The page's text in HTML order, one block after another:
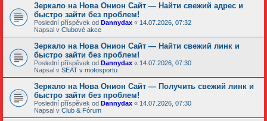
Зеркало на Нова Онион Сайт — Найти свежий адрес и
быстро зайти без проблем!
Poslední příspěvek od Dannydax « 14.07.2026, 07:32
Napsal v Clubové akce
Зеркало на Нова Онион Сайт — Найти свежий линк и
быстро зайти без проблем!
Poslední příspěvek od Dannydax « 14.07.2026, 07:30
Napsal v SEAT v motosportu
Зеркало на Нова Онион Сайт — Получить свежий линк и
быстро зайти без проблем!
Poslední příspěvek od Dannydax « 14.07.2026, 07:30
Napsal v Club & Fórum